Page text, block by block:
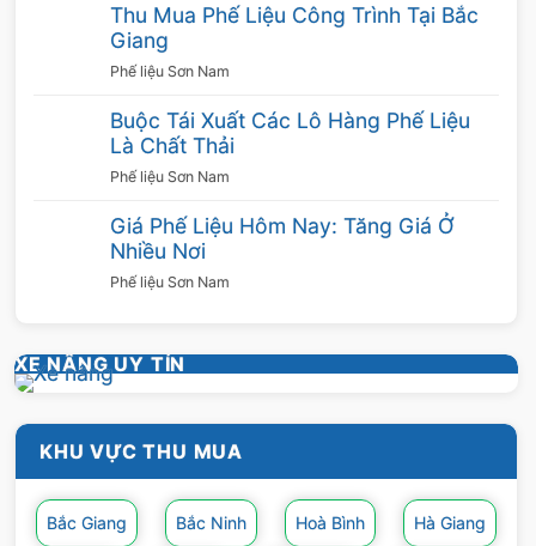
Thu Mua Phế Liệu Công Trình Tại Bắc
Giang
Phế liệu Sơn Nam
Buộc Tái Xuất Các Lô Hàng Phế Liệu
Là Chất Thải
Phế liệu Sơn Nam
Giá Phế Liệu Hôm Nay: Tăng Giá Ở
Nhiều Nơi
Phế liệu Sơn Nam
XE NÂNG UY TÍN
KHU VỰC THU MUA
Bắc Giang Bắc Ninh Hoà Bình Hà Giang
Thời gian làm việc linh hoạt
chủ nhật, ngày nghỉ. Do đó không ảnh hưởng
đến công việc, sinh hoạt của khách hàng. Bên
thu mua phế liệu inox
còn cung cấp thêm nhiều hạng mục khác như
thu mua phế liệu nhôm, đồng, kẽm, giấy vụn
với mức giá hấp dẫn.
Ngoài ra Sơn Nam còn mau các loại
phế liệu khác, quý khách xem tại đây
!
Thu Mua Phế Liệu Inox
Đồng,Thu Mua Phế Liệu Nhôm ,Thu Mua
Phế Liệu Sắt ,Thu Mua Phế Liệu Nhựa ,Thu